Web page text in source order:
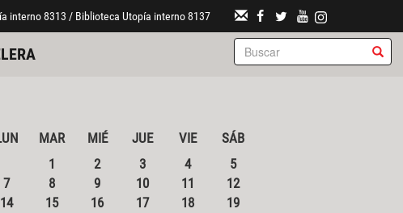
interno 8313 / Biblioteca Utopía interno 8137
MAR MIÉ JUE VIE
SÁB
1
2 3 4
5
7 8 9 10 11
12
14 15 16 17 18
19